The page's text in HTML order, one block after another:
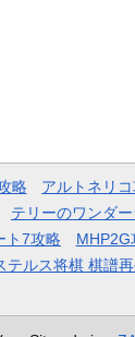
略 アルトネリ
テリーのワンダ
ト7攻略 MHP2G
テルス将棋 棋譜